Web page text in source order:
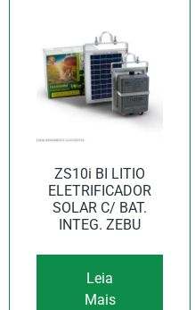
ZS10i BI LITIO
ELETRIFICADOR
SOLAR C/ BAT.
INTEG. ZEBU
Leia
Mais